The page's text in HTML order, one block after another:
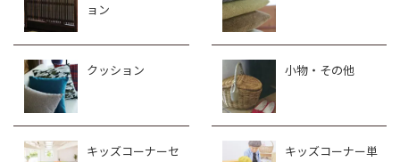
ョン
クッション 小物・その他
キッズコーナーセ
キッズコーナー単